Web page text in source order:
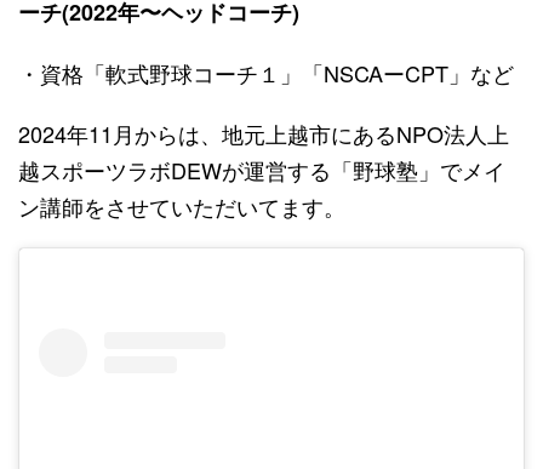
ーチ(2022年〜ヘッドコーチ)
・資格「軟式野球コーチ１」「NSCAーCPT」など
2024年11月からは、地元上越市にあるNPO法人上
越スポーツラボDEWが運営する「野球塾」でメイ
ン講師をさせていただいてます。